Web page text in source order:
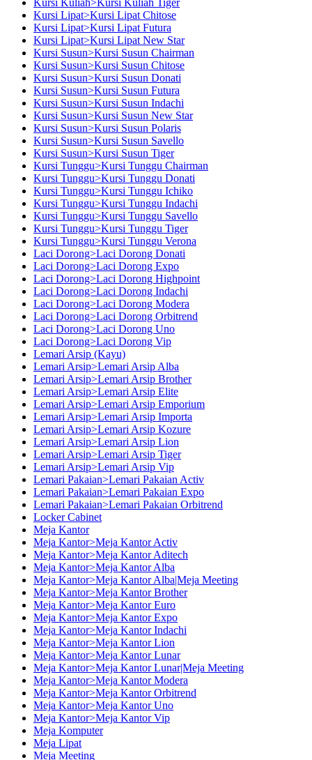
Kursi Lipat>Kursi Lipat Chitose
Kursi Lipat>Kursi Lipat Futura
Kursi Lipat>Kursi Lipat New Star
Kursi Susun>Kursi Susun Chairman
Kursi Susun>Kursi Susun Chitose
Kursi Susun>Kursi Susun Donati
Kursi Susun>Kursi Susun Futura
Kursi Susun>Kursi Susun Indachi
Kursi Susun>Kursi Susun New Star
Kursi Susun>Kursi Susun Polaris
Kursi Susun>Kursi Susun Savello
Kursi Susun>Kursi Susun Tiger
Kursi Tunggu>Kursi Tunggu Chairman
Kursi Tunggu>Kursi Tunggu Donati
Kursi Tunggu>Kursi Tunggu Ichiko
Kursi Tunggu>Kursi Tunggu Indachi
Kursi Tunggu>Kursi Tunggu Savello
Kursi Tunggu>Kursi Tunggu Tiger
Kursi Tunggu>Kursi Tunggu Verona
Laci Dorong>Laci Dorong Donati
Laci Dorong>Laci Dorong Expo
Laci Dorong>Laci Dorong Highpoint
Laci Dorong>Laci Dorong Indachi
Laci Dorong>Laci Dorong Modera
Laci Dorong>Laci Dorong Orbitrend
Laci Dorong>Laci Dorong Uno
Laci Dorong>Laci Dorong Vip
Lemari Arsip (Kayu)
Lemari Arsip>Lemari Arsip Alba
Lemari Arsip>Lemari Arsip Brother
Lemari Arsip>Lemari Arsip Elite
Lemari Arsip>Lemari Arsip Emporium
Lemari Arsip>Lemari Arsip Importa
Lemari Arsip>Lemari Arsip Kozure
Lemari Arsip>Lemari Arsip Lion
Lemari Arsip>Lemari Arsip Tiger
Lemari Arsip>Lemari Arsip Vip
Lemari Pakaian>Lemari Pakaian Activ
Lemari Pakaian>Lemari Pakaian Expo
Lemari Pakaian>Lemari Pakaian Orbitrend
Locker Cabinet
Meja Kantor
Meja Kantor>Meja Kantor Activ
Meja Kantor>Meja Kantor Aditech
Meja Kantor>Meja Kantor Alba
Meja Kantor>Meja Kantor Alba|Meja Meeting
Meja Kantor>Meja Kantor Brother
Meja Kantor>Meja Kantor Euro
Meja Kantor>Meja Kantor Expo
Meja Kantor>Meja Kantor Indachi
Meja Kantor>Meja Kantor Lion
Meja Kantor>Meja Kantor Lunar
Meja Kantor>Meja Kantor Lunar|Meja Meeting
Meja Kantor>Meja Kantor Modera
Meja Kantor>Meja Kantor Orbitrend
Meja Kantor>Meja Kantor Uno
Meja Kantor>Meja Kantor Vip
Meja Komputer
Meja Lipat
Meja Meeting